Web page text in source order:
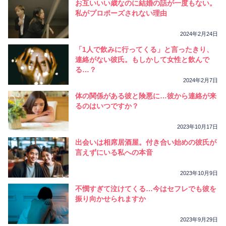
お互いいい歳なのに結婚の話が一度もない。
私がプロポーズされない理由
2024年2月24日
「1人で飲みに行ってくる」と言ったきり、
連絡がない彼氏。もしかして女性と飲んで
る…？
2024年2月7日
体の関係がある彼と険悪に…彼から連絡が来
るのはいつですか？
2023年10月17日
出会いは相席居酒屋。付き合い始めの彼氏が
言えずにいる私への本音
2023年10月9日
不憫すぎて泣けてくる…今はセフレでも彼を
振り向かせられますか
2023年9月29日